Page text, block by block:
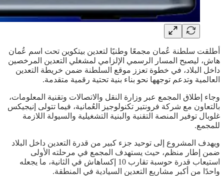
أطلقت سلطنة عُمان مجمعًا وطنيًا لتعدين بيتكوين تحت اسم عُمان
هاش، ليصبح المسار الرسمي الإلزامي لمشغلي التعدين المرخصين
داخل البلاد، في خطوة تعزز موقع السلطنة ضمن خريطة التعدين
العالمية وتدعم توجهها نحو بناء بنية تحتية رقمية متقدمة.
وجاء إطلاق المجمع عبر وزارة النقل والاتصالات وتقنية المعلومات،
بالتعاون مع شركة فرونتير تكنولوجيز العُمانية، فيما تتولى إنيجيكس
غلوبال توفير المنصة التقنية والبنية التشغيلية والسيولة اللازمة
للمجمع.
ويهدف المشروع إلى توحيد جزء كبير من قدرة التعدين داخل البلاد
ضمن إطار منظم، حيث يستهدف المجمع في مرحلته الأولى
استيعاب قدرة حوسبة تقارب 10 إكساهاش في الثانية، ما يجعله
واحدًا من أكبر مشاريع التعدين السيادية في المنطقة.